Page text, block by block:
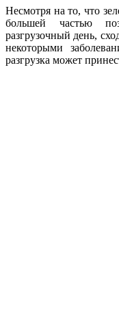
Несмотря на то, что
большей частью
разгрузочный день,
некоторыми
разгрузка может